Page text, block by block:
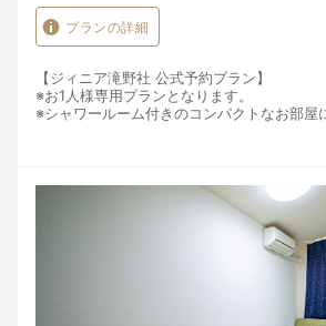
プランの詳細
【ジィニア滝野社 公式予約プラン】
※お1人様専用プランとなります。
※シャワールーム付きのコンパクトなお部屋
抜群！シックでエレガントな広いお部屋と
と時をお過ごしいただけます！
・15時～翌15時まで最大24時間滞在OK！
・チェックイン後の外出可能（チェックイン